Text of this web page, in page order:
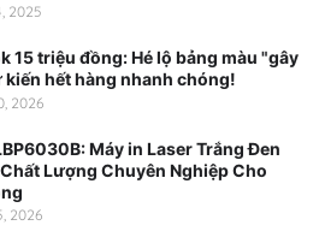
2025
15 triệu đồng: Hé lộ bảng màu "gây
kiến hết hàng nhanh chóng!
2026
Máy in Laser Trắng Đen
Lượng Chuyên Nghiệp Cho
2026